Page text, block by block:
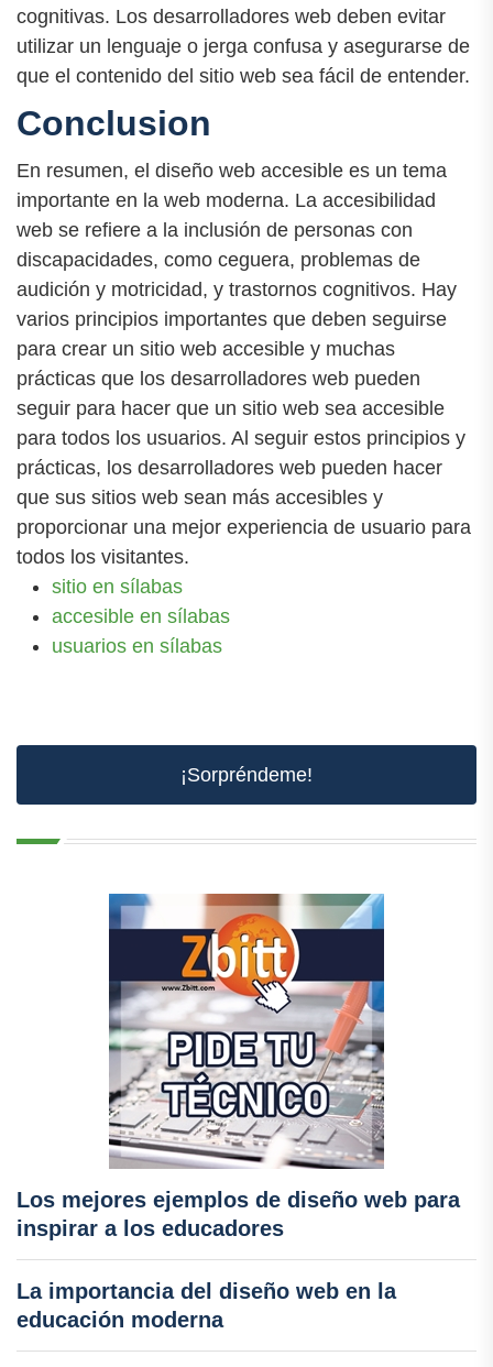
cognitivas. Los desarrolladores web deben evitar
utilizar un lenguaje o jerga confusa y asegurarse de
que el contenido del sitio web sea fácil de entender.
Conclusion
En resumen, el diseño web accesible es un tema
importante en la web moderna. La accesibilidad
web se refiere a la inclusión de personas con
discapacidades, como ceguera, problemas de
audición y motricidad, y trastornos cognitivos. Hay
varios principios importantes que deben seguirse
para crear un sitio web accesible y muchas
prácticas que los desarrolladores web pueden
seguir para hacer que un sitio web sea accesible
para todos los usuarios. Al seguir estos principios y
prácticas, los desarrolladores web pueden hacer
que sus sitios web sean más accesibles y
proporcionar una mejor experiencia de usuario para
todos los visitantes.
sitio en sílabas
accesible en sílabas
usuarios en sílabas
¡Sorpréndeme!
Los mejores ejemplos de diseño web para
inspirar a los educadores
La importancia del diseño web en la
educación moderna